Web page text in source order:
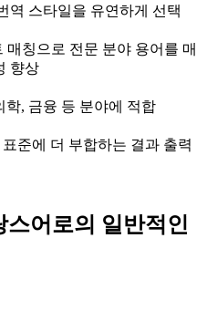
역 스타일을 유연하게 선택
칭으로 전문 분야 용어를 매
향상
학, 금융 등 분야에 적합
준에 더 부합하는 결과 출력
어로의 일반적인